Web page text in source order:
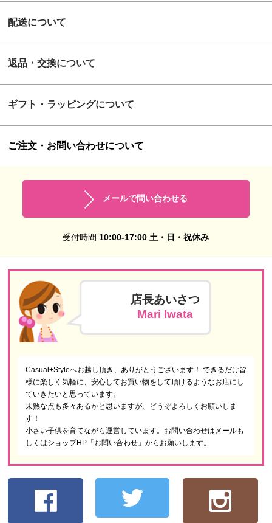
配送について
返品・交換について
ギフト・ラッピングについて
ご注文・お問い合わせについて
メールで問い合わせる
受付時間 10:00-17:00 土・日・祝休み
店長あいさつ
Mari Iwata
Casual+Styleへお越し頂き、ありがとうございます！ できるだけ皆
様に楽しく気軽に、安心してお買い物をして頂けるようなお店にし
ていきたいと思っています。
未熟な点も多々あるかと思いますが、どうぞよろしくお願いしま
す！
小さい子供を育てながら運営しています。お問い合わせはメールも
しくはショップHP「お問い合わせ」からお願いします。